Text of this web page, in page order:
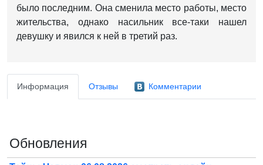
было последним. Она сменила место работы, место
жительства, однако насильник все-таки нашел
девушку и явился к ней в третий раз.
Информация Отзывы Комментарии
Обновления